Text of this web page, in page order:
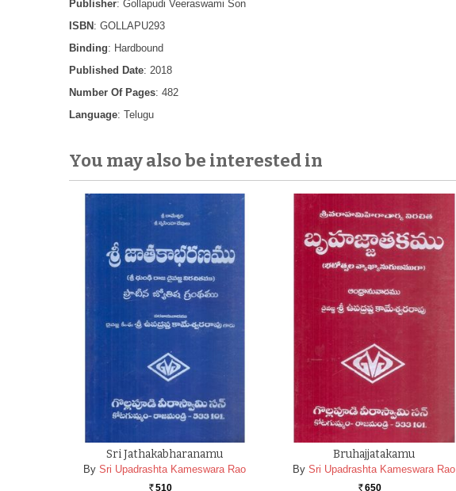
Publisher: Gollapudi Veeraswami Son
ISBN : GOLLAPU293
Binding: Hardbound
Published Date: 2018
Number Of Pages: 482
Language: Telugu
You may also be interested in
Sri Jathakabharanamu
By Sri Upadrashta Kameswara Rao
Rs. 510
Bruhajjatakamu
By Sri Upadrashta Kameswara Rao
Rs. 650